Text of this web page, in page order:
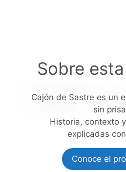
Sobre
Cajón de Sastre es un
sin prisa
Historia, contexto
explicadas
Conoce el